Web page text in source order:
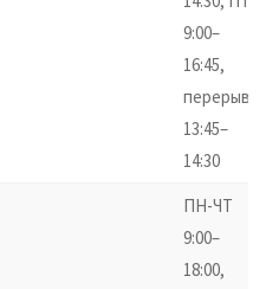
9:00–
16:45,
перерыв
13:45–
14:30
ПН-ЧТ
9:00–
18:00,